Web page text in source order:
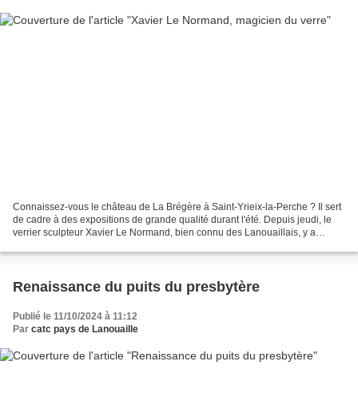
Connaissez-vous le château de La Brégère à Saint-Yrieix-la-Perche ? Il sert
de cadre à des expositions de grande qualité durant l'été. Depuis jeudi, le
verrier sculpteur Xavier Le Normand, bien connu des Lanouaillais, y a
Renaissance du puits du presbytère
Publié le 11/10/2024 à 11:12
Par catc pays de Lanouaille